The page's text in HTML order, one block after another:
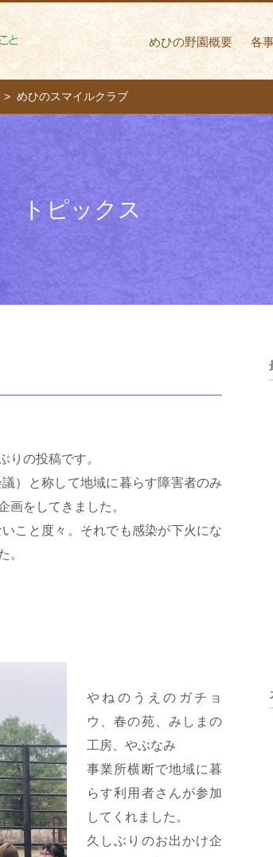
めひの野園 自分らし
めひの野園概要 各
めひのスマイルクラブ
トピックス
りの投稿です。
）と称して地域に暮らす障害者のみ
画をしてきました。
こと度々。それでも感染が下火にな
。
やねのうえのガチョ
ウ、春の苑、みしまの
工房、やぶなみ
事業所横断で地域に暮
らす利用者さんが参加
してくれました。
久しぶりのお出かけ企